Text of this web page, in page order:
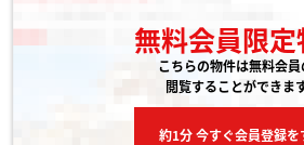
無料会員限
こちらの物件は無料会
閲覧することができます
約1分 今すぐ会員登録を